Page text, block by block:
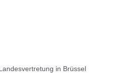
in Brüssel